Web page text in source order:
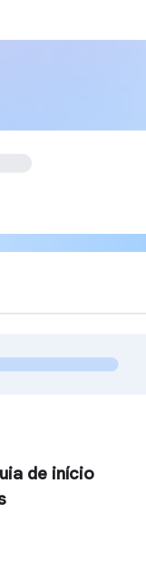
de início